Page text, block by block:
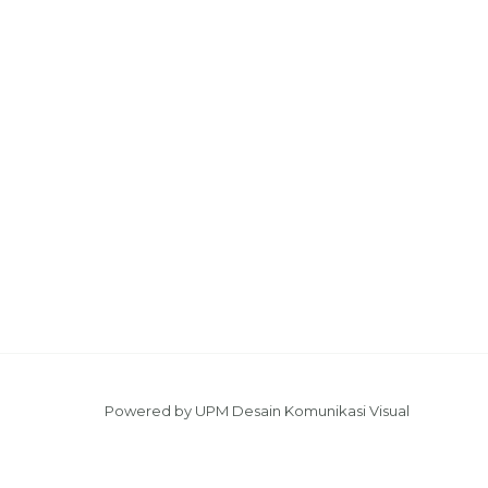
Powered by UPM Desain Komunikasi Visual